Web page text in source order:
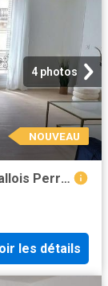
4 photos
NOUVEAU
Appartement de 59m2 à louer sur Levallois Perret
les détails